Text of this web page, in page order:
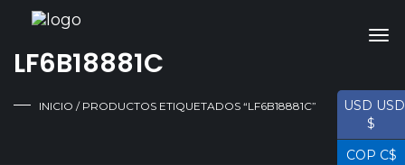
LF6B18881C
INICIO / PRODUCTOS ETIQUETADOS “LF6B18881C”
USD USD
$
COP C$